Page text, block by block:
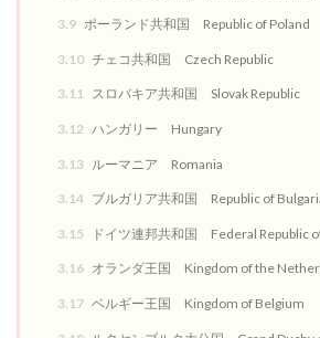
3.9 ポーランド共和国 Republic of Poland
3.10 チェコ共和国 Czech Republic
3.11 スロバキア共和国 Slovak Republic
3.12 ハンガリー Hungary
3.13 ルーマニア Romania
3.14 ブルガリア共和国 Republic of
3.15 ドイツ連邦共和国 Federal Republic
3.16 オランダ王国 Kingdom of the
3.17 ベルギー王国 Kingdom of Belgium